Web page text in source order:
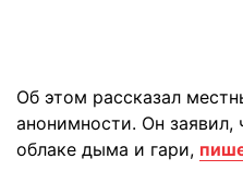
Об этом рассказал
анонимности. Он заявил,
облаке дыма и гари,